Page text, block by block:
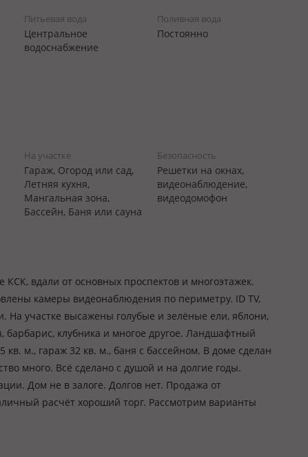
Питьевая вода
Центральное
водоснабжение
Поливная вода
Постоянно
На участке
Гараж, Огород или сад,
Летняя кухня,
Мангальная зона,
Бассейн, Баня или сауна
Безопасность
Решетки на окнах,
видеонаблюдение,
видеодомофон
вдали от основных проспектов и многоэтажек.
камеры видеонаблюдения по периметру. ID TV,
На участке высажены голубые и зелёные ели, яблони,
барбарис, клубника и многое другое. Ландшафтный
кв. м., гараж 32 кв. м., баня с бассейном. В доме сделан
много. Всё сделано с душой и на долгие годы.
Дом не в залоге. Долгов нет. Продажа от
расчёт хороший торг. Рассмотрим варианты